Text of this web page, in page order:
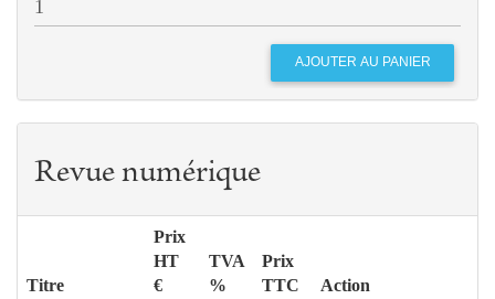
Revue numérique
Titre
Prix
HT
€
TVA
%
Prix
TTC
Action